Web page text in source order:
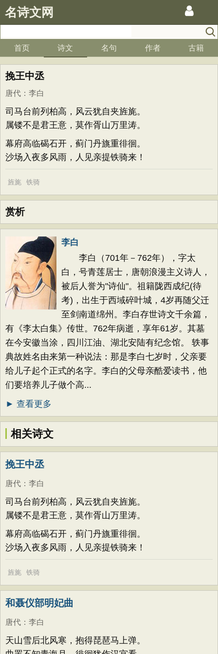
名诗文网
首页 诗文 名句 作者 古籍
挽王中丞
唐代 ： 李白
司马台前列柏高，风云犹自夹旌旄。
属镂不是君王意，莫作胥山万里涛。
幕府高临碣石开，蓟门丹旐重徘徊。
沙场入夜多风雨，人见亲提铁骑来！
旌旄 铁骑
赏析
李白
李白（701年－762年），字太
白，号青莲居士，唐朝浪漫主义诗人，
被后人誉为"诗仙"。祖籍陇西成纪(待
考)，出生于西域碎叶城，4岁再随父迁
至剑南道绵州。李白存世诗文千余篇，
有《李太白集》传世。762年病逝，享年61岁。其墓
在今安徽当涂，四川江油、湖北安陆有纪念馆。 轶事
典故姓名由来第一种说法：那是李白七岁时，父亲要
给儿子起个正式的名字。李白的父母亲酷爱读书，他
们要培养儿子做个高...
► 查看更多
相关诗文
挽王中丞
唐代 ： 李白
司马台前列柏高，风云犹自夹旌旄。
属镂不是君王意，莫作胥山万里涛。
幕府高临碣石开，蓟门丹旐重徘徊。
沙场入夜多风雨，人见亲提铁骑来！
旌旄 铁骑
和聂仪部明妃曲
唐代 ： 李白
天山雪后北风寒，抱得琵琶马上弹。